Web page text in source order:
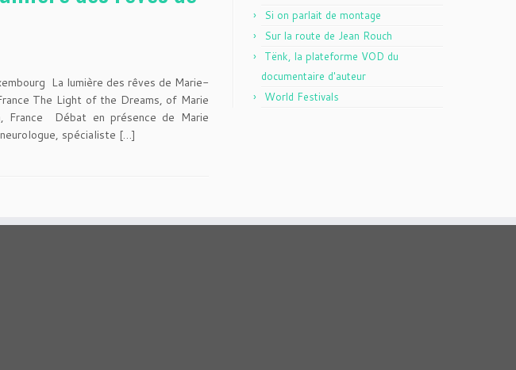
La lumière des rêves de Marie-
The Light of the Dreams, of Marie
France Débat en présence de Marie
spécialiste […]
Si on parlait de montage
Sur la route de Jean Rouch
Tënk, la plateforme VOD du
documentaire d'auteur
World Festivals